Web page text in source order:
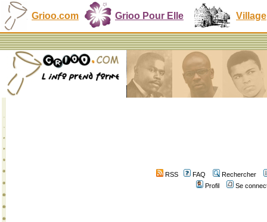
Grioo.com Grioo Pour Elle Village
RSS FAQ
Rechercher
Profil
Se